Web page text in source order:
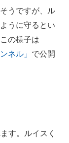
うですが、ル
うに守るとい
の様子は
ネル」 で公開
す。ルイスく